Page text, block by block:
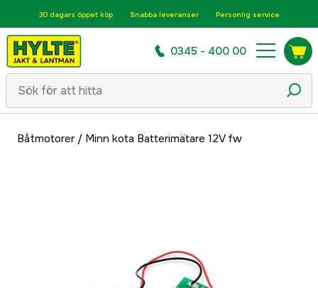
30 dagars öppet köp Snabba leveranser Personlig service
0345 - 400 00
Båtmotorer/ Minn kota Batterimätare 12V fw